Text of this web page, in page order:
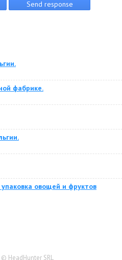
фабрике.
овощей и фруктов
HeadHunter SRL